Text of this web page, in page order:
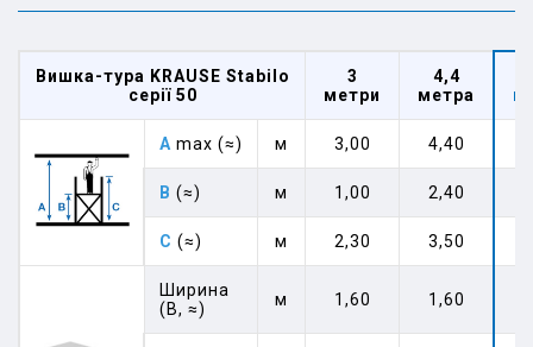
Вишка-тура KRAUSE Stabilo
серії 50
3
метри
4,4
метра
A max (≈) м 3,00 4,40
B (≈) м 1,00 2,40
C (≈) м 2,30 3,50
Ширина
(B, ≈)
м 1,60 1,60